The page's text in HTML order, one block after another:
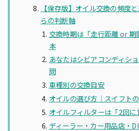
【保存版】オイル交換の頻度
らの判断軸
交換時期は「走行距離 or
本
あなたはシビアコンディシ
問
車種別の交換目安
オイルの選び方｜スイフト
オイルフィルターは「2回に
ディーラー・カー用品店・